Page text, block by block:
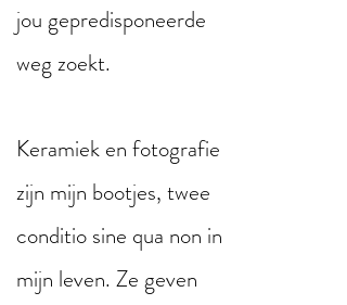
jou gepredisponeerde
weg zoekt.
Keramiek en fotografie
zijn mijn bootjes, twee
conditio sine qua non in
mijn leven. Ze geven